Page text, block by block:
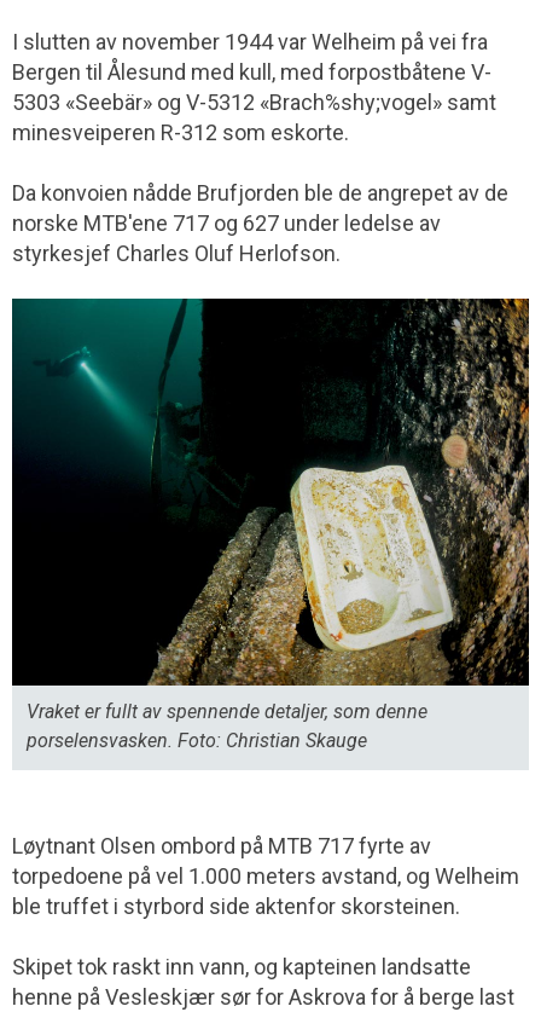
I slutten av november 1944 var Welheim på vei fra
Bergen til Ålesund med kull, med forpost­båtene V-
5303 «Seebär» og V-5312 «Brach%shy;vogel» samt
minesveiperen R-312 som eskorte.
Da konvoien nådde Brufjorden ble de angrepet av de
norske MTB'ene 717 og 627 under ledelse av
styrkesjef Charles Oluf Herlofson.
Vraket er fullt av spennende detaljer, som denne
porselensvasken. Foto: Christian Skauge
Løytnant Olsen ombord på MTB 717 fyrte av
torpedoene på vel 1.000 meters avstand, og Welheim
ble truffet i styrbord side aktenfor skorsteinen.
Skipet tok raskt inn vann, og kapteinen landsatte
henne på Vesleskjær sør for Askrova for å berge last